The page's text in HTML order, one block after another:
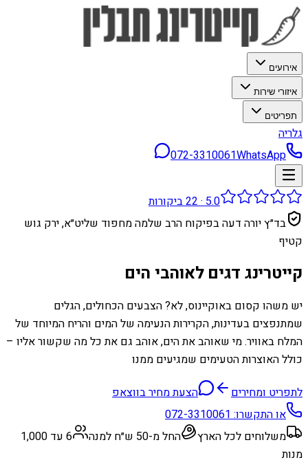
אירועים
איזורי שירות
תפריטים
גלריה
072-3310061WhatsApp
5.0
·
22ביקורות
בד״ץ יורה דעה בפיקוח הרב שלמה מחפוד שליט״א, ירק גוש
קטיף
קייטרינג דגים לאוהבי הים
יש משהו קסום באוקיינוס, לא? הצבעים הכחולים, הגלים
שמתנפצים בעדינות, הקרירות הנעימה של המים והריח המיוחד של
המלח באוויר. מי שאוהב את הים, אוהב גם את כל מה שקשור אליו –
כולל האוצרות הטעימים שמגיעים ממנו
לתפריט ומחירים
הצעת מחיר בווצאפ
או התקשרו:072-3310061
משלוחים לכל הארץ
החל מ-50 ש״ח למנה
6 עד 1,000
מנות